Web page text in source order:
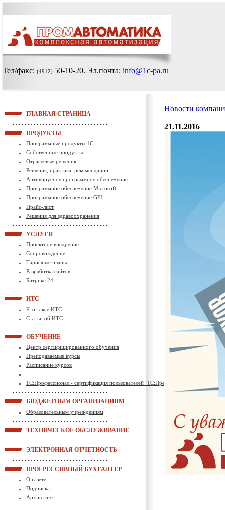
Тел/факс: (4912) 50-10-20. Эл.почта: info@1c-pa.ru
ГЛАВНАЯ СТРАНИЦА
ПРОДУКТЫ
Программные продукты 1С
Собственные продукты
Отраслевые решения
Решения, практика, рекомендации
Антивирусное программное обеспечение
Программное обеспечение Microsoft
Программное обеспечение GFI
Прайс-лист
Решения для здравоохранения
УСЛУГИ
Проектное внедрение
Сопровождение
Тарифные планы
Разработка сайтов
Битрикс 24
ИТС
Что такое ИТС
Статьи об ИТС
ОБУЧЕНИЕ
Центр сертифицированного обучения
Преподаваемые курсы
Расписание курсов
1С:Профессионал - сертификация пользователей "1С:Предприятие"
БЮДЖЕТНЫМ ОРГАНИЗАЦИЯМ
Образовательным учреждениям
ТЕХНИЧЕСКОЕ ОБСЛУЖИВАНИЕ
ЭЛЕКТРОННАЯ ОТЧЕТНОСТЬ
ПРОГРЕССИВНЫЙ БУХГАЛТЕР
О газете
Подписка
Архив газет
Новости
21.11.2016